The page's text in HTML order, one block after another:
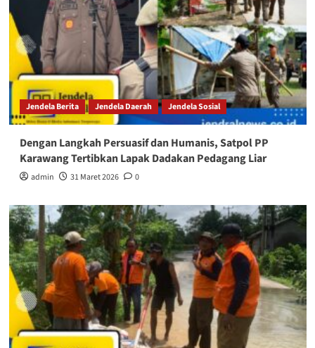
Jendela Berita Jendela Daerah Jendela Sosial
Dengan Langkah Persuasif dan Humanis, Satpol PP
Karawang Tertibkan Lapak Dadakan Pedagang Liar
admin 31 Maret 2026 0